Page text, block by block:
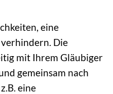
eine
Die
mit Ihrem Gläubiger
gemeinsam nach
eine